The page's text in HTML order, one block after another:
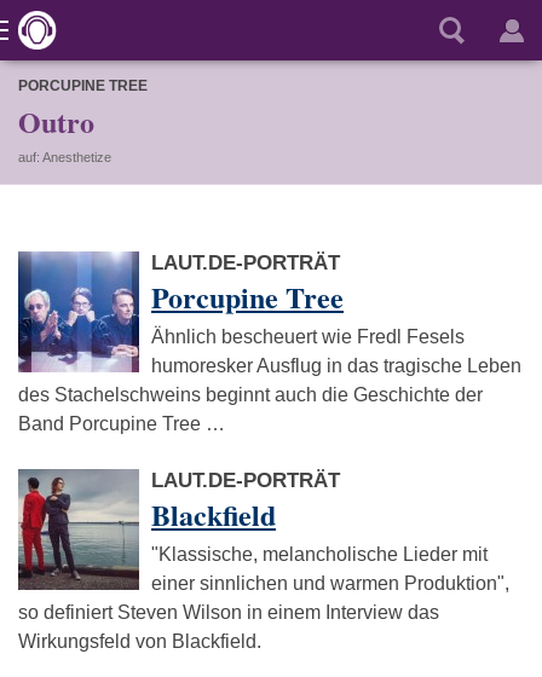
PORCUPINE TREE
Outro
auf: Anesthetize
LAUT.DE-PORTRÄT
Porcupine Tree
Ähnlich bescheuert wie Fredl Fesels
humoresker Ausflug in das tragische Leben
des Stachelschweins beginnt auch die Geschichte der
Band Porcupine Tree …
LAUT.DE-PORTRÄT
Blackfield
"Klassische, melancholische Lieder mit
einer sinnlichen und warmen Produktion",
so definiert Steven Wilson in einem Interview das
Wirkungsfeld von Blackfield.